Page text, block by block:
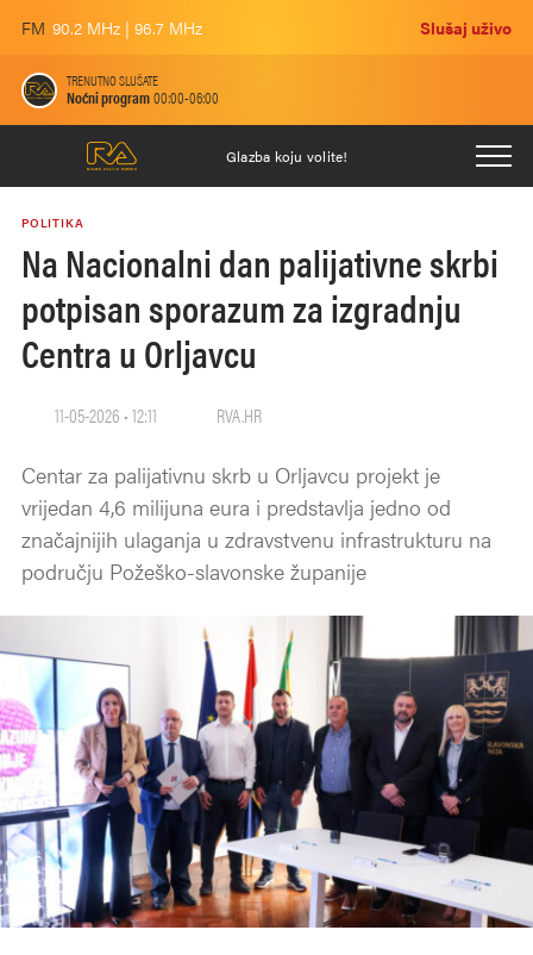
FM 90.2 MHz | 96.7 MHz Slušaj uživo
TRENUTNO SLUŠATE
Noćni program00:00-06:00
Glazba koju volite!
POLITIKA
Na Nacionalni dan palijativne skrbi
potpisan sporazum za izgradnju
Centra u Orljavcu
11-05-2026 • 12:11 RVA.HR
Centar za palijativnu skrb u Orljavcu projekt je
vrijedan 4,6 milijuna eura i predstavlja jedno od
značajnijih ulaganja u zdravstvenu infrastrukturu na
području Požeško-slavonske županije